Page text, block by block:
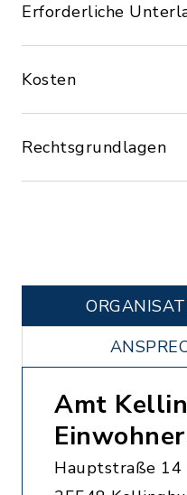
Erforderliche
Kosten
Rechtsgrundlagen
Amt
Hauptstraße 14